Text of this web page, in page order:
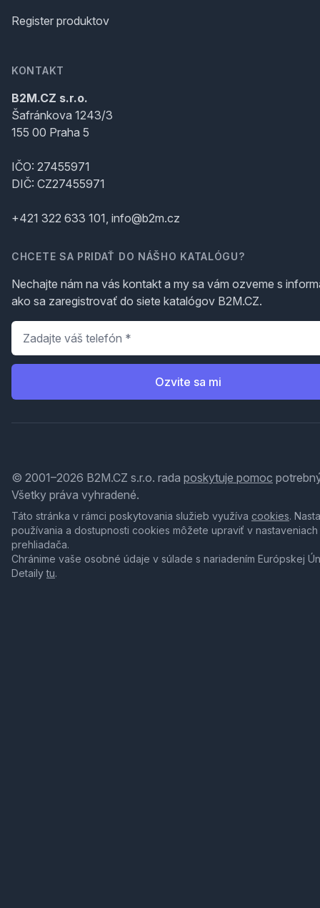
Register produktov
KONTAKT
B2M.CZ s.r.o.
Šafránkova 1243/3
155 00 Praha 5
IČO: 27455971
DIČ: CZ27455971
+421 322 633 101, info@b2m.cz
CHCETE SA PRIDAŤ DO NÁŠHO KATALÓGU?
Nechajte nám na vás kontakt a my sa vám ozveme s
ako sa zaregistrovať do siete katalógov B2M.CZ.
Telefón
Ozvite sa mi
© 2001–2026 B2M.CZ s.r.o. rada poskytuje pomoc
Všetky práva vyhradené.
Táto stránka v rámci poskytovania služieb využíva cookies.
používania a dostupnosti cookies môžete upraviť v nastaveniach
prehliadača.
Chránime vaše osobné údaje v súlade s nariadením Európskej
Detailytu.